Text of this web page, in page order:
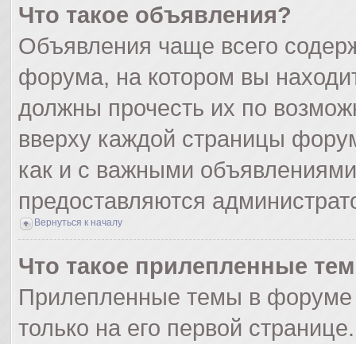
Что такое объявления?
Объявления чаще всего
форума, на котором вы
должны прочесть их по
вверху каждой страницы
как и с важными
предоставляются
Вернуться к началу
Что такое прилепленные
Прилепленные темы в форуме
только на его первой